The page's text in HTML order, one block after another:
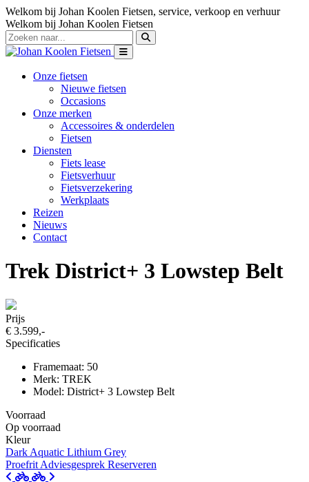
Welkom bij Johan Koolen Fietsen, service, verkoop en verhuur
Welkom bij Johan Koolen Fietsen
Onze fietsen
Nieuwe fietsen
Occasions
Onze merken
Accessoires & onderdelen
Fietsen
Diensten
Fiets lease
Fietsverhuur
Fietsverzekering
Werkplaats
Reizen
Nieuws
Contact
Trek District+ 3 Lowstep Belt
Prijs
€ 3.599,-
Specificaties
Framemaat: 50
Merk: TREK
Model: District+ 3 Lowstep Belt
Voorraad
Op voorraad
Kleur
Dark Aquatic Lithium Grey
Proefrit Adviesgesprek Reserveren